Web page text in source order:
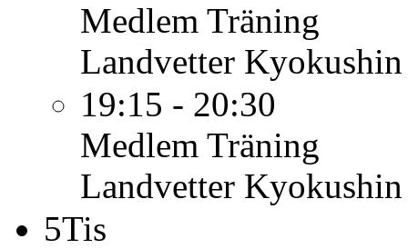
Medlem Träning
Landvetter
19:15 - 20:30
Medlem Träning
Landvetter
5Tis